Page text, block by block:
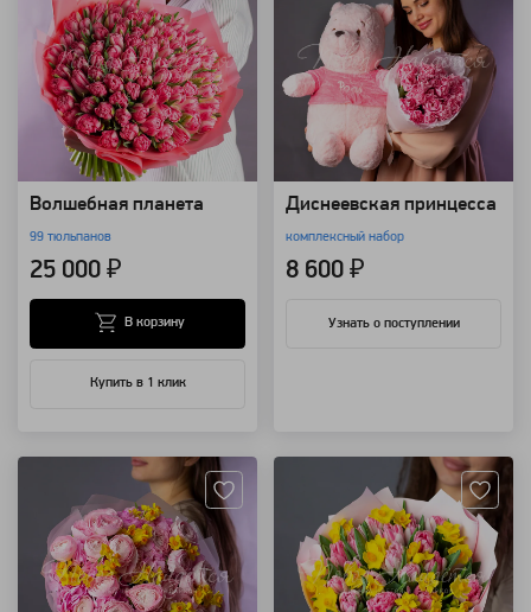
Волшебная планета
99 тюльпанов
25 000 ₽
Купить в 1 клик
В корзину
Диснеевская принцесса
комплексный набор
8 600 ₽
Узнать о поступлении